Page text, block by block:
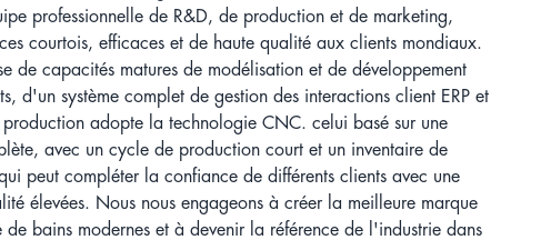
professionnelle de R&D, de production et de marketing,
courtois, efficaces et de haute qualité aux clients mondiaux.
de capacités matures de modélisation et de développement
d'un système complet de gestion des interactions client ERP et
adopte la technologie CNC. celui basé sur une
avec un cycle de production court et un inventaire de
peut compléter la confiance de différents clients avec une
élevées. Nous nous engageons à créer la meilleure marque
de bains modernes et à devenir la référence de l'industrie dans